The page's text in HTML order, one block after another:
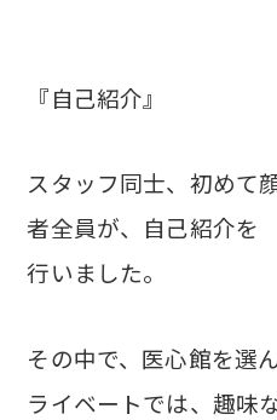
『自己紹介』
スタッフ同士、初めて
者全員が、自己紹介を
行いました。
その中で、医心館を選
ライベートでは、趣味